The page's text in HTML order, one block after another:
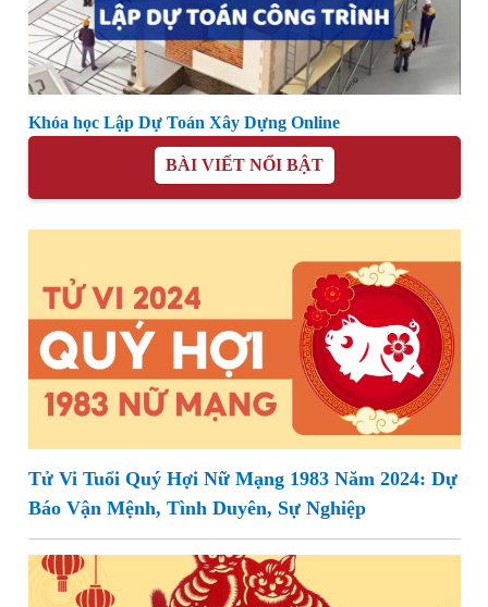
Khóa học Lập Dự Toán Xây Dựng Online
BÀI VIẾT NỔI BẬT
Tử Vi Tuổi Quý Hợi Nữ Mạng 1983 Năm 2024: Dự
Báo Vận Mệnh, Tình Duyên, Sự Nghiệp